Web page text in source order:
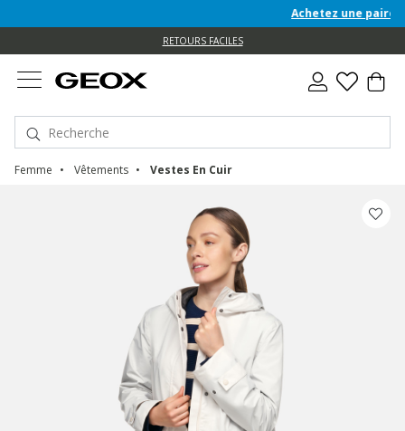
Achetez une paire de
RETOURS FACILES
Femme Vêtements Vestes En Cuir